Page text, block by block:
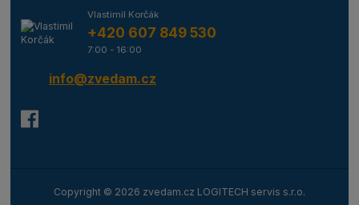
Vlastimil Korčák
+420 607 849 530
7:00 - 16:00
info@zvedam.cz
Copyright © 2026 zvedam.cz LOGITECH servis s.r.o.